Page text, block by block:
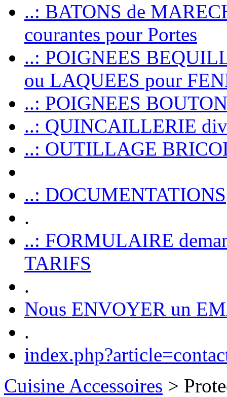
..: BATONS de
courantes pour Portes
..: POIGNEES
ou LAQUEES pour
..: POIGNEES
..: QUINCAILLERIE
..: OUTILLAGE
..: DOCUMENTATIONS
.
..: FORMULAIRE
TARIFS
.
Nous ENVOYER un
.
Cuisine Accessoires >